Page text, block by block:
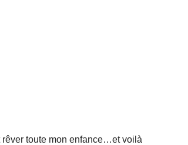
rêver toute mon enfance…et voilà